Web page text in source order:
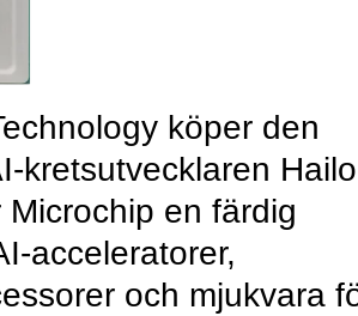
köper den
kretsutvecklaren
en färdig
acceleratorer,
och mjukvara